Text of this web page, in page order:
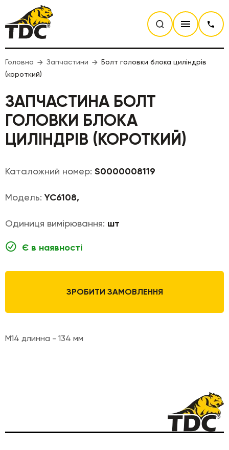
Головна Запчастини
Болт головки блока циліндрів
(короткий)
ЗАПЧАСТИНА БОЛТ
ГОЛОВКИ БЛОКА
ЦИЛІНДРІВ (КОРОТКИЙ)
Каталожний номер: S0000008119
Модель: YC6108,
Одиниця вимірювання: шт
Є в наявності
ЗРОБИТИ ЗАМОВЛЕННЯ
M14 длинна - 134 мм